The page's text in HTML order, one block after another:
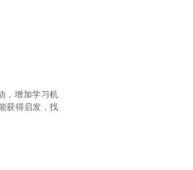
，增加学习机
获得启发，找